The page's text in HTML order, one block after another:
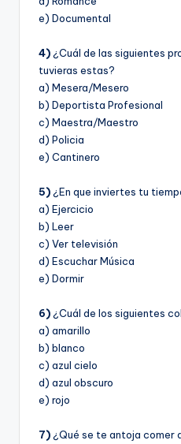
e) Documental
4) ¿Cuál de las siguientes
tuvieras estas?
a) Mesera/Mesero
b) Deportista Profesional
c) Maestra/Maestro
d) Policia
e) Cantinero
5) ¿En que inviertes tu
a) Ejercicio
b) Leer
c) Ver televisión
d) Escuchar Música
e) Dormir
6) ¿Cuál de los siguientes
a) amarillo
b) blanco
c) azul cielo
d) azul obscuro
e) rojo
7) ¿Qué se te antoja comer